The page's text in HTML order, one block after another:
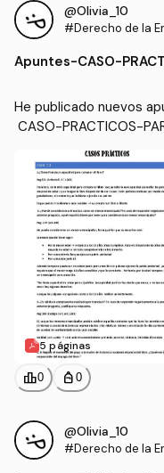
@Olivia_10
#Derecho de la
Apuntes-CASO-
He publicado nuevos
CASO-PRACTICOS-
5 páginas
leaderboard0 personal_bag 0
@Olivia_10
#Derecho de la